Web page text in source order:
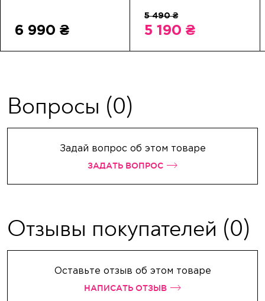
6 990 ₴ 5 190 ₴
Вопросы (0)
Задай вопрос об этом товаре
ЗАДАТЬ ВОПРОС
Отзывы покупателей (0)
Оставьте отзыв об этом товаре
НАПИСАТЬ ОТЗЫВ